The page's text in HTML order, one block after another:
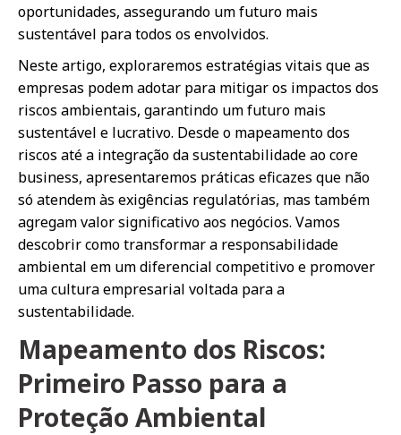
oportunidades, assegurando um futuro mais
sustentável para todos os envolvidos.
Neste artigo, exploraremos estratégias vitais que as
empresas podem adotar para mitigar os impactos dos
riscos ambientais, garantindo um futuro mais
sustentável e lucrativo. Desde o mapeamento dos
riscos até a integração da sustentabilidade ao core
business, apresentaremos práticas eficazes que não
só atendem às exigências regulatórias, mas também
agregam valor significativo aos negócios. Vamos
descobrir como transformar a responsabilidade
ambiental em um diferencial competitivo e promover
uma cultura empresarial voltada para a
sustentabilidade.
Mapeamento dos Riscos:
Primeiro Passo para a
Proteção Ambiental